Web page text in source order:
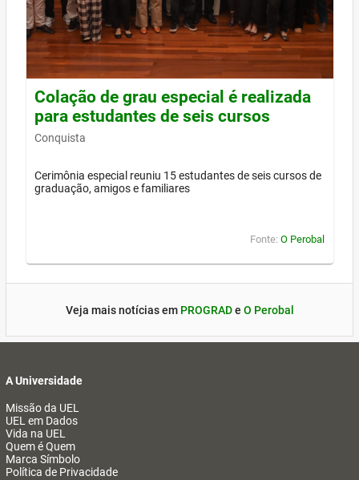
Colação de grau especial é realizada
para estudantes de seis cursos
Conquista
Cerimônia especial reuniu 15 estudantes de seis cursos de
graduação, amigos e familiares
Fonte: O Perobal
Veja mais notícias em PROGRADe O Perobal
A Universidade
Missão da UEL
UEL em Dados
Vida na UEL
Quem é Quem
Marca Símbolo
Política de Privacidade